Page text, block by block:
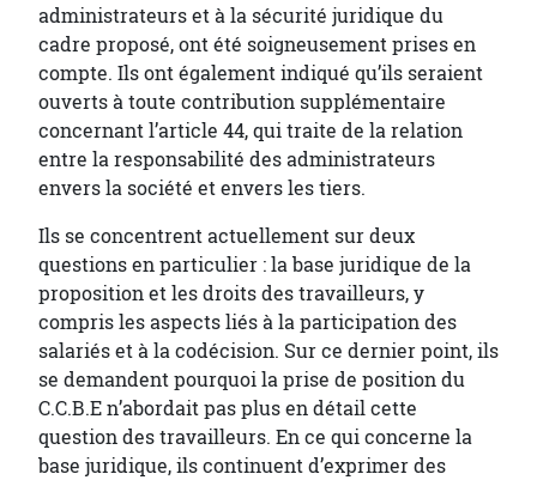
administrateurs et à la sécurité juridique du
cadre proposé, ont été soigneusement prises en
compte. Ils ont également indiqué qu’ils seraient
ouverts à toute contribution supplémentaire
concernant l’article 44, qui traite de la relation
entre la responsabilité des administrateurs
envers la société et envers les tiers.
Ils se concentrent actuellement sur deux
questions en particulier : la base juridique de la
proposition et les droits des travailleurs, y
compris les aspects liés à la participation des
salariés et à la codécision. Sur ce dernier point, ils
se demandent pourquoi la prise de position du
C.C.B.E n’abordait pas plus en détail cette
question des travailleurs. En ce qui concerne la
base juridique, ils continuent d’exprimer des